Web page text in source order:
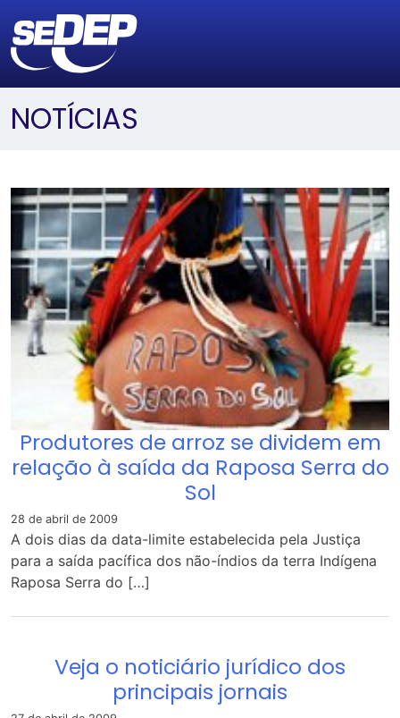
NOTÍCIAS
Produtores de arroz se dividem em
relação à saída da Raposa Serra do
Sol
28 de abril de 2009
A dois dias da data-limite estabelecida pela Justiça
para a saída pacífica dos não-índios da terra Indígena
Raposa Serra do […]
Veja o noticiário jurídico dos
principais jornais